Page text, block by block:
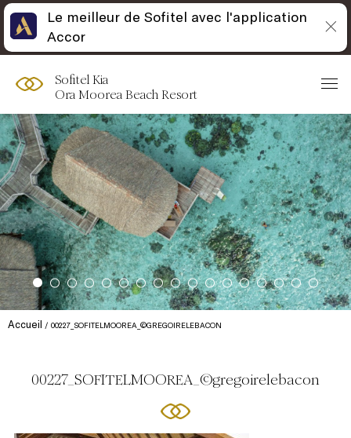
Sofitel Kia
Ora Moorea Beach Resort
Accueil 00227_SOFITELMOOREA_©GREGOIRELEBACON
00227_SOFITELMOOREA_©gregoirelebacon
Le meilleur de Sofitel avec l'application
Accor